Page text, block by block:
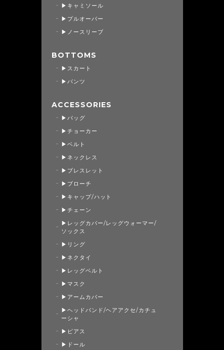
▶キャミソール
▶プルオーバー
▶ノースリーブ
BOTTOMS
▶スカート
▶パンツ
ACCESSORIES
▶バッグ
▶チョーカー
▶ベルト
▶ネックレス
▶ブレスレット
▶ブローチ
▶キャップ/ハット
▶チェーン
▶レッグカバー/レッグウォーマー/
ソックス
▶リング
▶ネクタイ
▶レッグベルト
▶マスク
▶アームカバー
▶ヘッドバンド/ヘアアクセ/カチュ
ーシャ
▶ピアス
▶ドール